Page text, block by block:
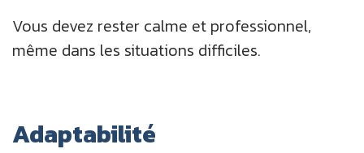
Vous devez rester calme et professionnel,
même dans les situations difficiles.
Adaptabilité